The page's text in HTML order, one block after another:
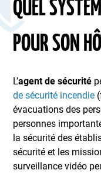
QUEL
POUR SON
L’agent de sécurité
de sécurité incendie
évacuations des
personnes
la sécurité des
sécurité et les
surveillance vidéo